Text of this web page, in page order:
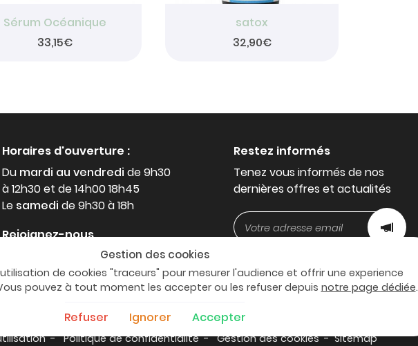
Sérum Océanique
33,15€
satox
32,90€
Horaires d'ouverture :
Du mardi au vendredi de 9h30
à 12h30 et de 14h00 18h45
Le samedi de 9h30 à 18h
Rejoignez-nous
Restez informés
Tenez vous informés de nos
dernières offres et actualités
Politique de confidentialité Gestion des cookies Sitemap
Gestion des cookies
de cookies "traceurs" pour mesurer l'audience et offrir une experience
pouvez à tout moment les accepter ou les refuser depuis notre page dédiée.
Refuser Ignorer Accepter